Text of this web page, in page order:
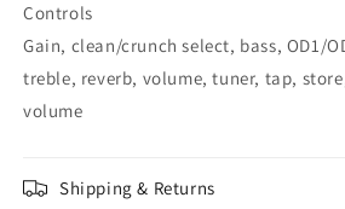
Controls
Gain, clean/crunch select, bass, OD1/
treble, reverb, volume, tuner, tap,
volume
Shipping & Returns